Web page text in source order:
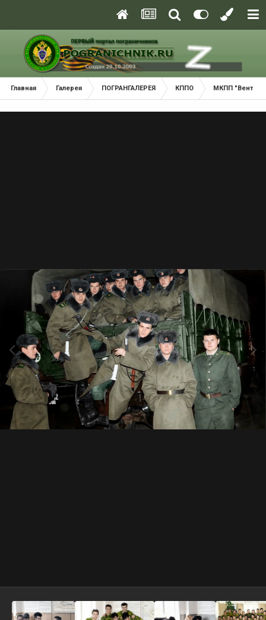
Главная Галерея ПОГРАНГАЛЕРЕЯ КППО МКПП